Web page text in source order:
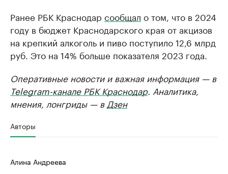
Ранее РБК Краснодар сообщал о том, что в 2024
году в бюджет Краснодарского края от акцизов
на крепкий алкоголь и пиво поступило 12,6 млрд
руб. Это на 14% больше показателя 2023 года.
Оперативные новости и важная информация — в
Telegram-канале РБК Краснодар. Аналитика,
мнения, лонгриды — в Дзен
Авторы
Алина Андреева